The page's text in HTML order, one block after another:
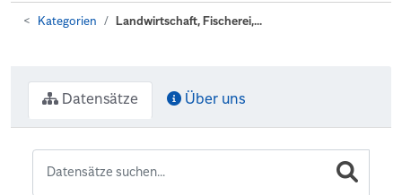
Kategorien Landwirtschaft, Fischerei,...
Datensätze Über uns